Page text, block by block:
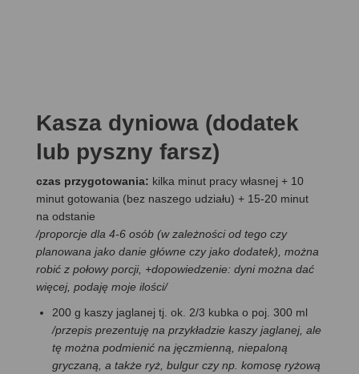
Kasza dyniowa (dodatek
lub pyszny farsz)
czas przygotowania: kilka minut pracy własnej + 10
minut gotowania (bez naszego udziału) + 15-20 minut
na odstanie
/proporcje dla 4-6 osób (w zależności od tego czy
planowana jako danie główne czy jako dodatek), można
robić z połowy porcji, +dopowiedzenie: dyni można dać
więcej, podaję moje ilości/
200 g kaszy jaglanej tj. ok. 2/3 kubka o poj. 300 ml
/przepis prezentuję na przykładzie kaszy jaglanej, ale
tę można podmienić na jęczmienną, niepaloną
gryczaną, a także ryż, bulgur czy np. komosę ryżową